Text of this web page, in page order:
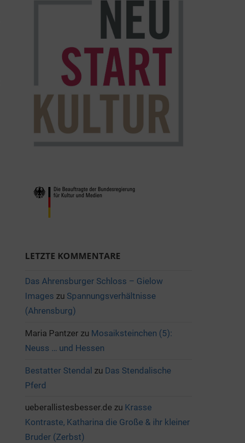
LETZTE KOMMENTARE
Das Ahrensburger Schloss – Gielow
Images zu Spannungsverhältnisse
(Ahrensburg)
Maria Pantzerzu Mosaiksteinchen (5):
Neuss … und Hessen
Bestatter Stendal zu Das Stendalische
Pferd
ueberallistesbesser.de zu Krasse
Kontraste, Katharina die Große & ihr kleiner
Bruder (Zerbst)